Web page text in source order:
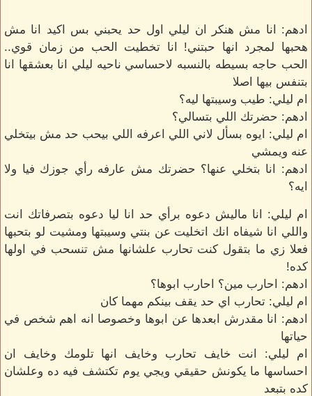
ادهم: انا مش هنكر ان ليلي اول حد يحبني بس اكيد انا مش
هحبها لمجرد انها حبتني! انا تخطيت الحب من زمان قوي..
الحب حاجه بسيطه بالنسبه لاحساسي ناحيه ليلي انا بعشقها انا
بتنفس بيها اصلا
ام ليلي: طيب وسيبتها ليه؟
ادهم: حضرتك اللي بتسالي؟
ام ليلي: ايوه بسأل لاني اللي اعرفه اللي بيحب حد مش بيتخلي
عنه ويمشي
ادهم: انا بتخلي عنها؟ حضرتك مش عارفه رأي جوزك فيا ولا
ايه؟
ام ليلي: انا ماليش دعوه برأي حد انا ليا دعوه بتصرفاتك انت
واللي انا شيفاه انك اتخليت عن بنتي وسيبتها ومشيت لو بتحبها
فعلا زي ما بتقول كنت تحارب علشانها مش تنسحب في اولها
كده!
ادهم: احارب مين؟ احارب ابوها؟
ام ليلي: تحارب اي حد يقف بينكم مهما كان
ادهم: انا مقدرش ابعدها عن ابوها وخصوصا انه اهم شخص في
حياتها
ام ليلي: انت خايف تحارب وخايف انها تلومك وخايف ان
احساسها ما يكونش حقيقي ويجي يوم تكتشف فيه ده وعلشان
كده بتبعد